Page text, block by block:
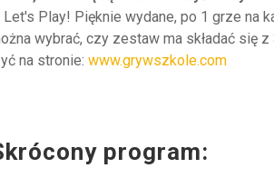
Play! Pięknie wydane, po 1 grze na
wybrać, czy zestaw ma składać się
na stronie: www.grywszkole.com
program: